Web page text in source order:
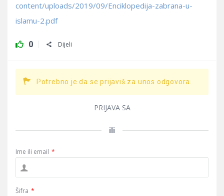
content/uploads/2019/09/Enciklopedija-zabrana-u-
islamu-2.pdf
0 Dijeli
Potrebno je da se prijaviš za unos odgovora.
PRIJAVA SA
ili
Ime ili email *
Šifra *